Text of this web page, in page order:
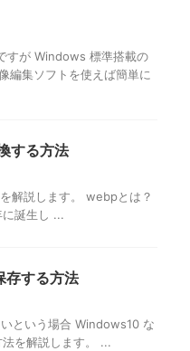
すが Windows 標準搭載の
編集ソフトを使えば簡単に
する方法
解説します。 webpとは？
誕生し ...
存する方法
という場合 Windows10 な
を解説します。 ...